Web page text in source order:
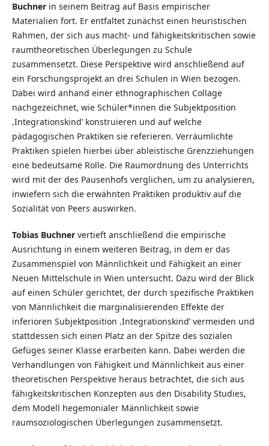
Buchnerin seinem Beitrag auf Basis empirischer
Materialien fort. Er entfaltet zunächst einen heuristischen
Rahmen, der sich aus macht- und fähigkeitskritischen sowie
raumtheoretischen Überlegungen zu Schule
zusammensetzt. Diese Perspektive wird anschließend auf
ein Forschungsprojekt an drei Schulen in Wien bezogen.
Dabei wird anhand einer ethnographischen Collage
nachgezeichnet, wie Schüler*innen die Subjektposition
‚Integrationskind’ konstruieren und auf welche
pädagogischen Praktiken sie referieren. Verräumlichte
Praktiken spielen hierbei über ableistische Grenzziehungen
eine bedeutsame Rolle. Die Raumordnung des Unterrichts
wird mit der des Pausenhofs verglichen, um zu analysieren,
inwiefern sich die erwähnten Praktiken produktiv auf die
Sozialität von Peers auswirken.
Tobias Buchner vertieft anschließend die empirische
Ausrichtung in einem weiteren Beitrag, in dem er das
Zusammenspiel von Männlichkeit und Fähigkeit an einer
Neuen Mittelschule in Wien untersucht. Dazu wird der Blick
auf einen Schüler gerichtet, der durch spezifische Praktiken
von Männlichkeit die marginalisierenden Effekte der
inferioren Subjektposition ‚Integrationskind’ vermeiden und
stattdessen sich einen Platz an der Spitze des sozialen
Gefüges seiner Klasse erarbeiten kann. Dabei werden die
Verhandlungen von Fähigkeit und Männlichkeit aus einer
theoretischen Perspektive heraus betrachtet, die sich aus
fähigkeitskritischen Konzepten aus den Disability Studies,
dem Modell hegemonialer Männlichkeit sowie
raumsoziologischen Überlegungen zusammensetzt.